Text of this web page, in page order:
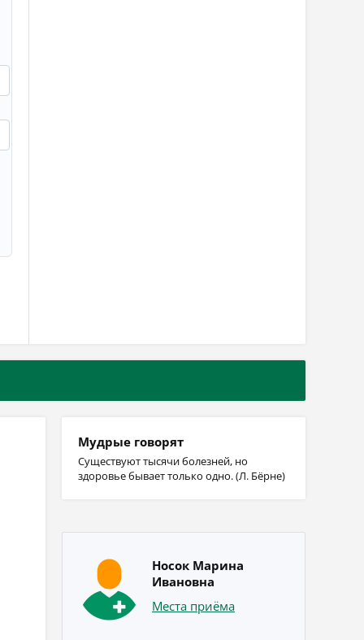
Мудрые говорят
Существуют тысячи болезней, но
здоровье бывает только одно. (Л. Бёрне)
Носок Марина
Ивановна
Места приёма